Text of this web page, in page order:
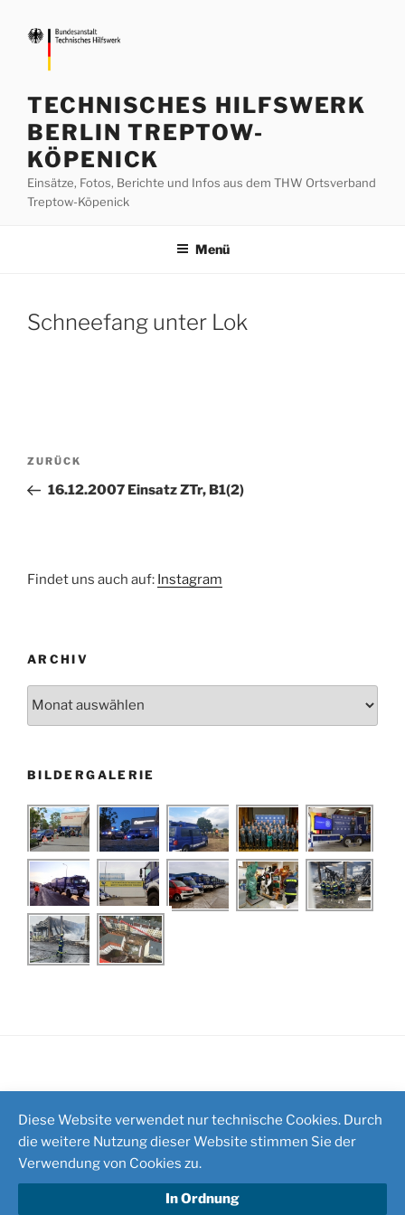
Inhalt
springen
TECHNISCHES HILFSWERK
BERLIN TREPTOW-
KÖPENICK
Einsätze, Fotos, Berichte und Infos aus dem THW Ortsverband
Treptow-Köpenick
Menü
Schneefang unter Lok
Beitragsnavigation
Vorheriger
Beitrag
ZURÜCK
16.12.2007 Einsatz ZTr, B1(2)
Findet uns auch auf: Instagram
ARCHIV
BILDERGALERIE
Diese Website verwendet nur technische Cookies. Durch
die weitere Nutzung dieser Website stimmen Sie der
Verwendung von Cookies zu.
In Ordnung